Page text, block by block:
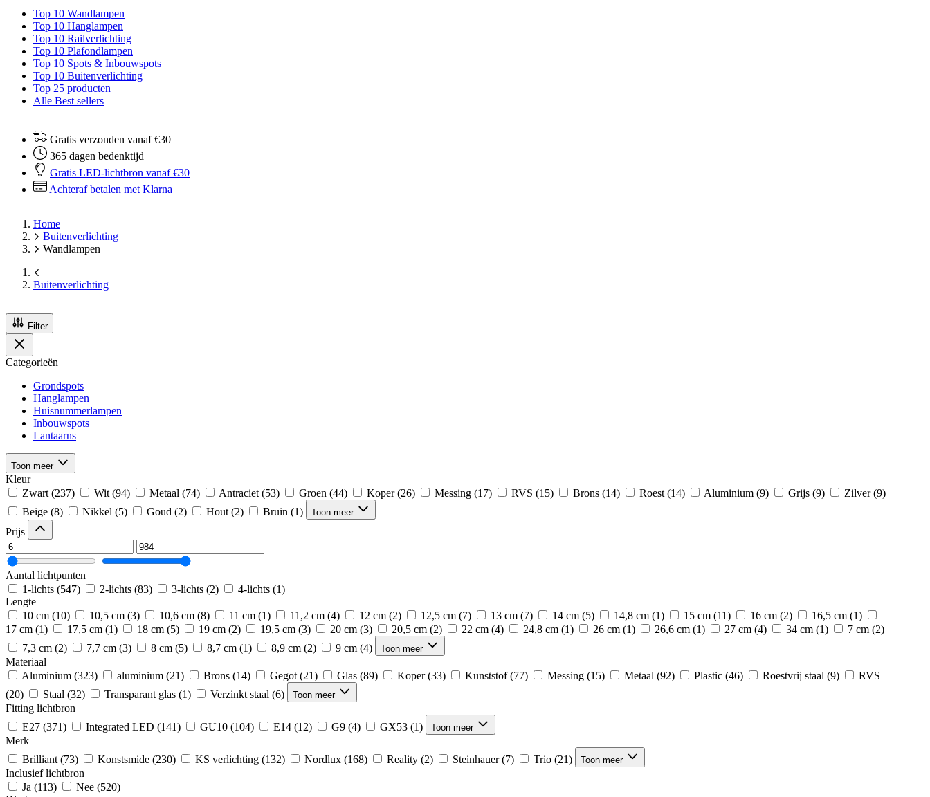
Top 10 Wandlampen
Top 10 Hanglampen
Top 10 Railverlichting
Top 10 Plafondlampen
Top 10 Spots & Inbouwspots
Top 10 Buitenverlichting
Top 25 producten
Alle Best sellers
Gratis verzonden vanaf €30
365 dagen bedenktijd
Gratis LED-lichtbron vanaf €30
Achteraf betalen met Klarna
Home
Buitenverlichting
Wandlampen
Buitenverlichting
Filter
Categorieën
Grondspots
Hanglampen
Huisnummerlampen
Inbouwspots
Lantaarns
Toon meer
Kleur
Zwart (237) Wit (94) Metaal (74) Antraciet (53) Groen (44) Koper (26) Messing (17) RVS (15) Brons (14) Roest (14) Aluminium (9) Grijs (9) Zilver (9)
Beige (8) Nikkel (5) Goud (2) Hout (2) Bruin (1) Toon meer
Prijs
Aantal lichtpunten
1-lichts (547) 2-lichts (83) 3-lichts (2) 4-lichts (1)
Lengte
10 cm (10) 10,5 cm (3) 10,6 cm (8) 11 cm (1) 11,2 cm (4) 12 cm (2) 12,5 cm (7) 13 cm (7) 14 cm (5) 14,8 cm (1) 15 cm (11) 16 cm (2) 16,5 cm (1)
17 cm (1) 17,5 cm (1) 18 cm (5) 19 cm (2) 19,5 cm (3) 20 cm (3) 20,5 cm (2) 22 cm (4) 24,8 cm (1) 26 cm (1) 26,6 cm (1) 27 cm (4) 34 cm (1) 7 cm (2)
7,3 cm (2) 7,7 cm (3) 8 cm (5) 8,7 cm (1) 8,9 cm (2) 9 cm (4) Toon meer
Materiaal
Aluminium (323) aluminium (21) Brons (14) Gegot (21) Glas (89) Koper (33) Kunststof (77) Messing (15) Metaal (92) Plastic (46) Roestvrij staal (9)
RVS
(20)
Staal (32) Transparant glas (1) Verzinkt staal (6) Toon meer
Fitting lichtbron
E27 (371) Integrated LED (141) GU10 (104) E14 (12) G9 (4) GX53 (1) Toon meer
Merk
Brilliant (73) Konstsmide (230) KS verlichting (132) Nordlux (168) Reality (2) Steinhauer (7) Trio (21) Toon meer
Inclusief lichtbron
Ja (113) Nee (520)